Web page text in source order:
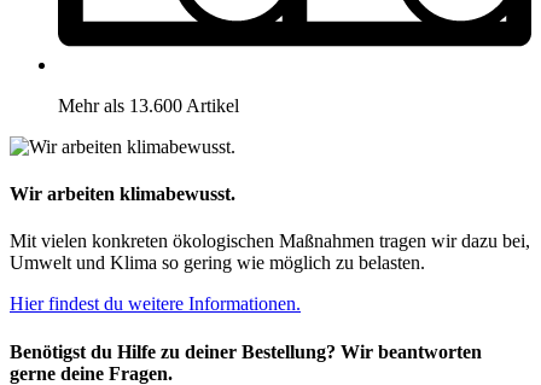
Mehr als 13.600 Artikel
Wir arbeiten klimabewusst.
Mit vielen konkreten ökologischen Maßnahmen tragen wir dazu bei,
Umwelt und Klima so gering wie möglich zu belasten.
Hier findest du weitere Informationen.
Benötigst du Hilfe zu deiner Bestellung? Wir beantworten
gerne deine Fragen.